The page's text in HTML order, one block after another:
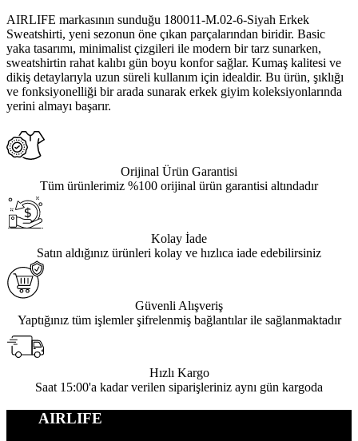
AIRLIFE markasının sunduğu 180011-M.02-6-Siyah Erkek
Sweatshirti, yeni sezonun öne çıkan parçalarından biridir. Basic
yaka tasarımı, minimalist çizgileri ile modern bir tarz sunarken,
sweatshirtin rahat kalıbı gün boyu konfor sağlar. Kumaş kalitesi ve
dikiş detaylarıyla uzun süreli kullanım için idealdir. Bu ürün, şıklığı
ve fonksiyonelliği bir arada sunarak erkek giyim koleksiyonlarında
yerini almayı başarır.
Orijinal Ürün Garantisi
Tüm ürünlerimiz %100 orijinal ürün garantisi altındadır
Kolay İade
Satın aldığınız ürünleri kolay ve hızlıca iade edebilirsiniz
Güvenli Alışveriş
Yaptığınız tüm işlemler şifrelenmiş bağlantılar ile sağlanmaktadır
Hızlı Kargo
Saat 15:00'a kadar verilen siparişleriniz aynı gün kargoda
AIRLIFE